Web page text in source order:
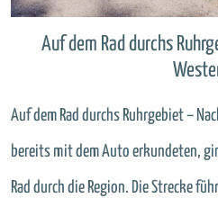
Auf dem Rad durchs
Auf dem Rad durchs Ruhrgebiet –
bereits mit dem Auto erkundeten,
Rad durch die Region. Die Strecke